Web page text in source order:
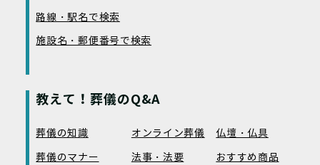
路線・駅名で検索
施設名・郵便番号で検索
教えて！葬儀のQ&A
葬儀の知識 オンライン葬儀
仏壇・仏具
葬儀のマナー
法事・法要
おすすめ商品